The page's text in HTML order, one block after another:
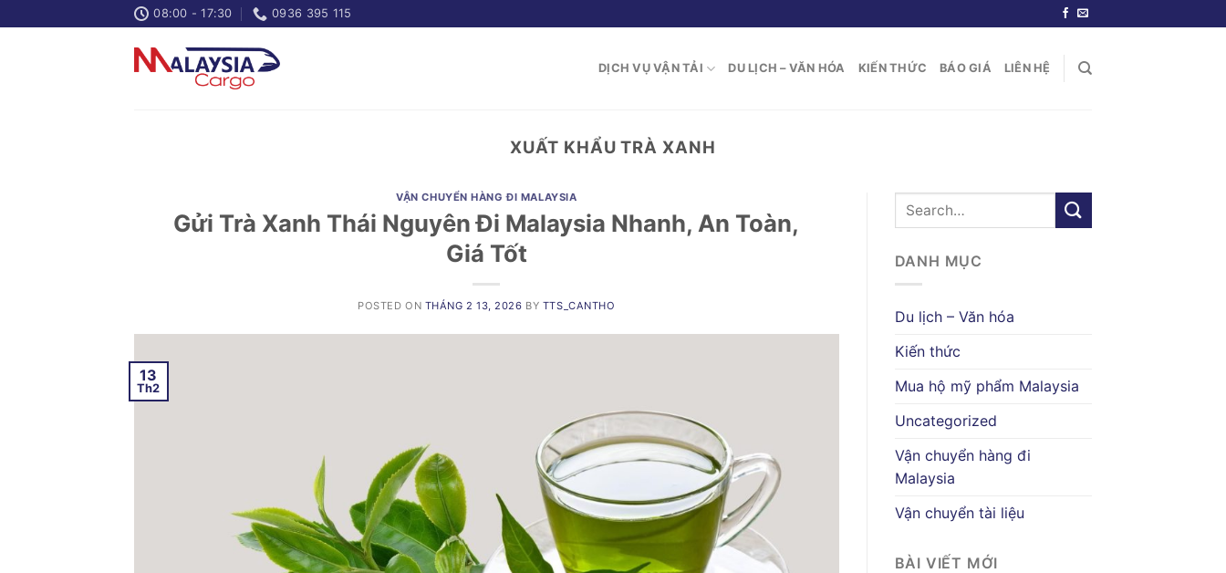
to
08:00 - 17:30 0936 395 115
DỊCH VỤ VẬN TẢI DU LỊCH – VĂN HÓA KIẾN THỨC BÁO GIÁ LIÊN HỆ
XUẤT KHẨU TRÀ XANH
VẬN CHUYỂN HÀNG ĐI MALAYSIA
Gửi Trà Xanh Thái Nguyên Đi Malaysia Nhanh, An Toàn,
Giá Tốt
POSTED ON THÁNG 2 13, 2026 BY TTS_CANTHO
13
Th2
DANH MỤC
Du lịch – Văn hóa
Kiến thức
Mua hộ mỹ phẩm Malaysia
Uncategorized
Vận chuyển hàng đi
Malaysia
Vận chuyển tài liệu
BÀI VIẾT MỚI